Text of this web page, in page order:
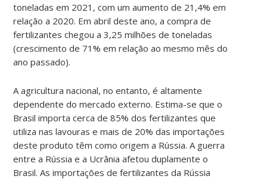
toneladas em 2021, com um aumento de 21,4% em
relação a 2020. Em abril deste ano, a compra de
fertilizantes chegou a 3,25 milhões de toneladas
(crescimento de 71% em relação ao mesmo mês do
ano passado).
A agricultura nacional, no entanto, é altamente
dependente do mercado externo. Estima-se que o
Brasil importa cerca de 85% dos fertilizantes que
utiliza nas lavouras e mais de 20% das importações
deste produto têm como origem a Rússia. A guerra
entre a Rússia e a Ucrânia afetou duplamente o
Brasil. As importações de fertilizantes da Rússia